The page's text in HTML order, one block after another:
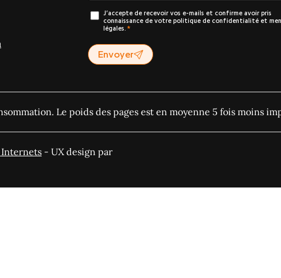
J’accepte de recevoir vos e-mails et confirme avoir pris
connaissance de votre politique de confidentialité et
légales.
Envoyer
Le poids des pages est en moyenne 5 fois moins
Internets - UX design par